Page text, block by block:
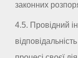
законних
4.5. Провідний